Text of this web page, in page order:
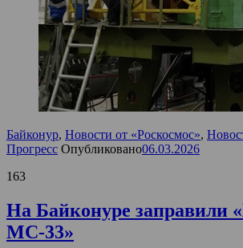
Байконур, Новости от «Роскосмос»,
Прогресс Опубликовано06.03.2026
163
На Байконуре заправили
МС-33»